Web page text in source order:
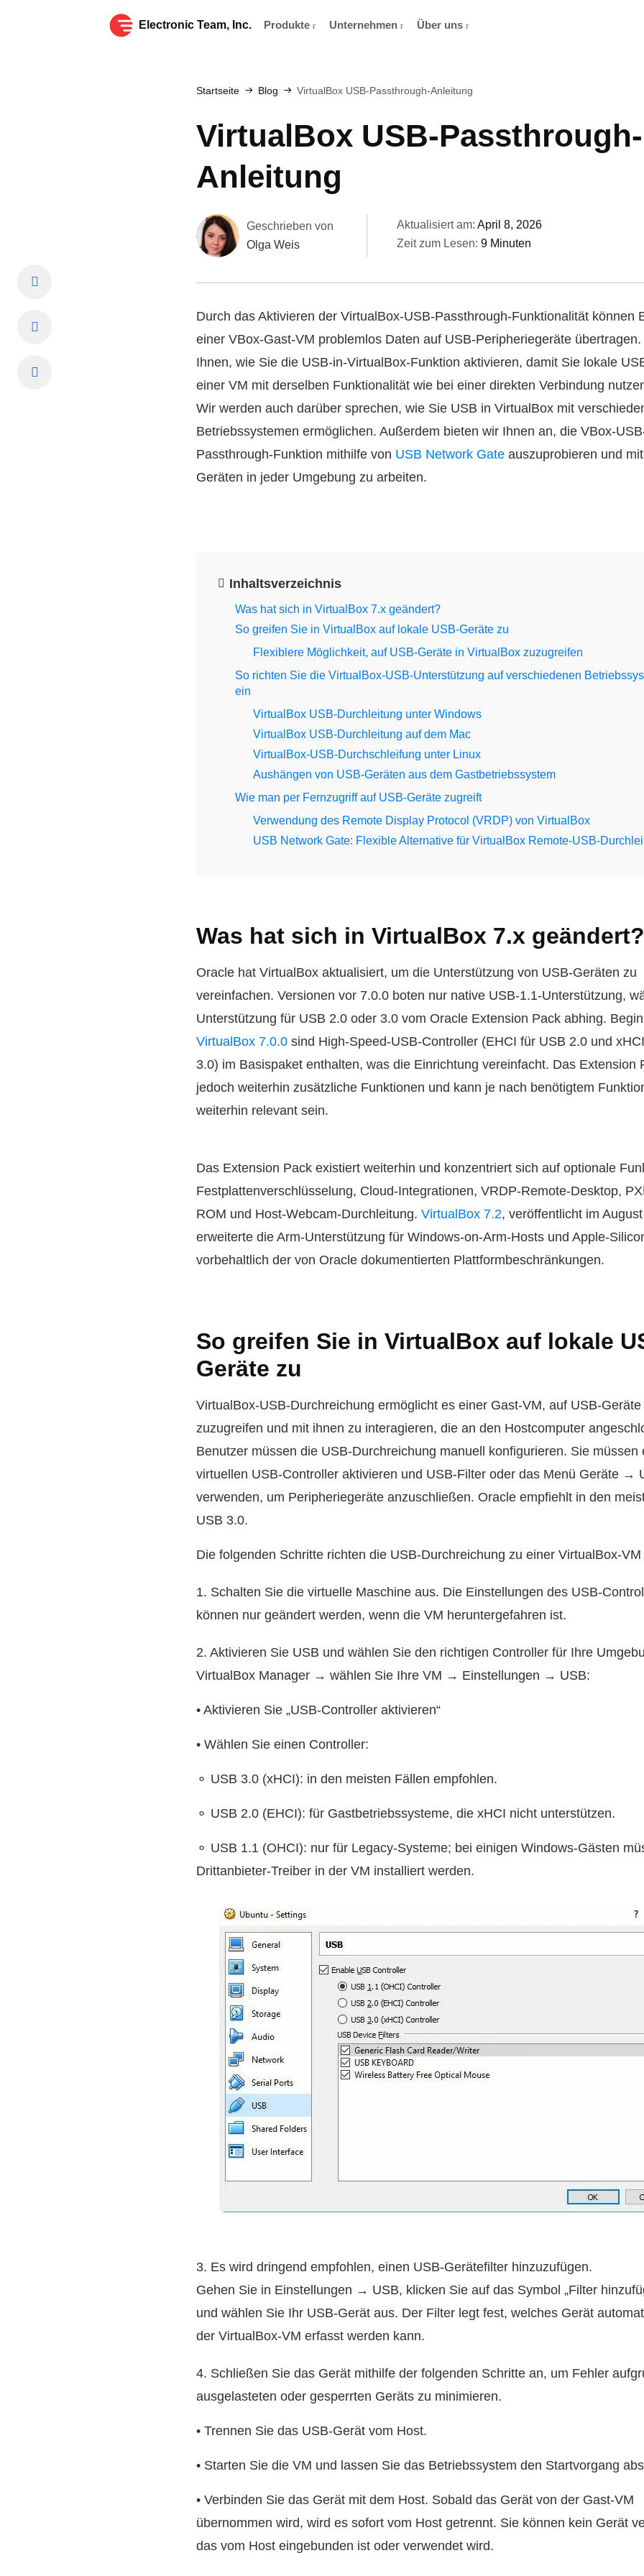
Electronic Team, Inc. Produkte Unternehmen Über uns
Startseite Blog VirtualBox USB-Passthrough-Anleitung
VirtualBox USB-Passthrough-
Anleitung
Geschrieben von
Olga Weis
Aktualisiert am: April 8, 2026
Zeit zum Lesen: 9 Minuten
Durch das Aktivieren der VirtualBox-USB-Passthrough-Funktionalität können
einer VBox-Gast-VM problemlos Daten auf USB-Peripheriegeräte
Ihnen, wie Sie die USB-in-VirtualBox-Funktion aktivieren, damit Sie lokale
einer VM mit derselben Funktionalität wie bei einer direkten Verbindung
Wir werden auch darüber sprechen, wie Sie USB in VirtualBox mit
Betriebssystemen ermöglichen. Außerdem bieten wir Ihnen an, die VBox-
Passthrough-Funktion mithilfe von USB Network Gate auszuprobieren und
Geräten in jeder Umgebung zu arbeiten.
Inhaltsverzeichnis
Was hat sich in VirtualBox 7.x geändert?
So greifen Sie in VirtualBox auf lokale USB-Geräte zu
Flexiblere Möglichkeit, auf USB-Geräte in VirtualBox zuzugreifen
So richten Sie die VirtualBox-USB-Unterstützung auf verschiedenen
ein
VirtualBox USB-Durchleitung unter Windows
VirtualBox USB-Durchleitung auf dem Mac
VirtualBox-USB-Durchschleifung unter Linux
Aushängen von USB-Geräten aus dem Gastbetriebssystem
Wie man per Fernzugriff auf USB-Geräte zugreift
Verwendung des Remote Display Protocol (VRDP) von VirtualBox
USB Network Gate: Flexible Alternative für VirtualBox Remote-USB-
Was hat sich in VirtualBox 7.x geändert?
Oracle hat VirtualBox aktualisiert, um die Unterstützung von USB-Geräten zu
vereinfachen. Versionen vor 7.0.0 boten nur native USB-1.1-Unterstützung,
Unterstützung für USB 2.0 oder 3.0 vom Oracle Extension Pack abhing.
VirtualBox 7.0.0 sind High-Speed-USB-Controller (EHCI für USB 2.0 und
3.0) im Basispaket enthalten, was die Einrichtung vereinfacht. Das Extension
jedoch weiterhin zusätzliche Funktionen und kann je nach benötigtem
weiterhin relevant sein.
Das Extension Pack existiert weiterhin und konzentriert sich auf optionale
Festplattenverschlüsselung, Cloud-Integrationen, VRDP-Remote-Desktop,
ROM und Host-Webcam-Durchleitung. VirtualBox 7.2, veröffentlicht im
erweiterte die Arm-Unterstützung für Windows-on-Arm-Hosts und Apple-
vorbehaltlich der von Oracle dokumentierten Plattformbeschränkungen.
So greifen Sie in VirtualBox auf lokale
Geräte zu
VirtualBox-USB-Durchreichung ermöglicht es einer Gast-VM, auf USB-Geräte
zuzugreifen und mit ihnen zu interagieren, die an den Hostcomputer
Benutzer müssen die USB-Durchreichung manuell konfigurieren. Sie müssen
virtuellen USB-Controller aktivieren und USB-Filter oder das Menü Geräte →
verwenden, um Peripheriegeräte anzuschließen. Oracle empfiehlt in den
USB 3.0.
Die folgenden Schritte richten die USB-Durchreichung zu einer VirtualBox-VM
1. Schalten Sie die virtuelle Maschine aus. Die Einstellungen des USB-
können nur geändert werden, wenn die VM heruntergefahren ist.
2. Aktivieren Sie USB und wählen Sie den richtigen Controller für Ihre
VirtualBox Manager → wählen Sie Ihre VM → Einstellungen → USB:
• Aktivieren Sie „USB-Controller aktivieren“
• Wählen Sie einen Controller:
⚬ USB 3.0 (xHCI): in den meisten Fällen empfohlen.
⚬ USB 2.0 (EHCI): für Gastbetriebssysteme, die xHCI nicht unterstützen.
⚬ USB 1.1 (OHCI): nur für Legacy-Systeme; bei einigen Windows-Gästen
Drittanbieter-Treiber in der VM installiert werden.
3. Es wird dringend empfohlen, einen USB-Gerätefilter hinzuzufügen.
Gehen Sie in Einstellungen → USB, klicken Sie auf das Symbol „Filter
und wählen Sie Ihr USB-Gerät aus. Der Filter legt fest, welches Gerät
der VirtualBox-VM erfasst werden kann.
4. Schließen Sie das Gerät mithilfe der folgenden Schritte an, um Fehler
ausgelasteten oder gesperrten Geräts zu minimieren.
• Trennen Sie das USB-Gerät vom Host.
• Starten Sie die VM und lassen Sie das Betriebssystem den Startvorgang
• Verbinden Sie das Gerät mit dem Host. Sobald das Gerät von der Gast-VM
übernommen wird, wird es sofort vom Host getrennt. Sie können kein Gerät
das vom Host eingebunden ist oder verwendet wird.